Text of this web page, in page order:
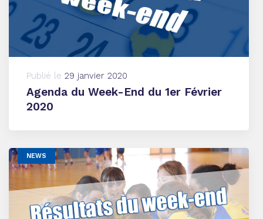
Publié le 29 janvier 2020
Agenda du Week-End du 1er Février
2020
NEWS